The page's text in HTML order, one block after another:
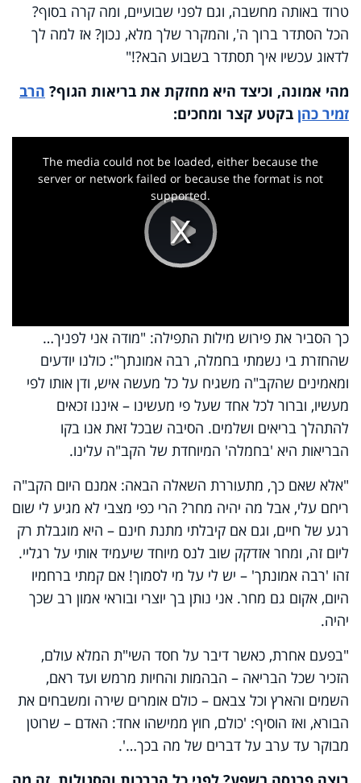
טרוד באותה מחשבה, וגם לפני שבועיים, ומה קרה בסוף?
הכל הסתדר ברוך ה', והמקרר שלך מלא, נכון? אז למה לך
לדאוג עכשיו איך תסתדר בשבוע הבא?!"
מהי אמונה, וכיצד היא מחזקת את בריאות הגוף? הרב
זמיר כהן בקטע קצר ומחכים:
Play
Video
The media could not be loaded, either because the
server or network failed or because the format is not
supported.
כך הסביר את פירוש מילות התפילה: "מודה אני לפניך…
שהחזרת בי נשמתי בחמלה, רבה אמונתך": כולנו יודעים
ומאמינים שהקב"ה משגיח על כל מעשה איש, ודן אותו לפי
מעשיו, וברור לכל אחד שעל פי מעשינו – איננו זכאים
להתהלך בריאים ושלמים. הסיבה שבכל זאת אנו בקו
הבריאות היא 'בחמלה' המיוחדת של הקב"ה עלינו.
"אלא שאם כך, מתעוררת השאלה הבאה: אמנם היום הקב"ה
ריחם עלי, אבל מה יהיה מחר? הרי כפי מצבי לא מגיע לי שום
רגע של חיים, וגם אם קיבלתי מתנת חינם – היא מוגבלת רק
ליום זה, ומחר אזדקק שוב לנס מיוחד שיעמיד אותי על רגליי.
זהו 'רבה אמונתך' – יש לי על מי לסמוך! אם קמתי ברחמיו
היום, אקום גם מחר. אני נותן בך יוצרי ובוראי אמון רב שכך
יהיה.
"בפעם אחרת, כאשר דיבר על חסד השי"ת המלא עולם,
הזכיר שכל הבריאה – הבהמות והחיות מרמש ועד ראם,
השמים והארץ וכל צבאם – כולם אומרים שירה ומשבחים את
הבורא, ואז הוסיף: 'כולם, חוץ ממישהו אחד: האדם – שרוטן
מבוקר עד ערב על דברים של מה בכך…'.